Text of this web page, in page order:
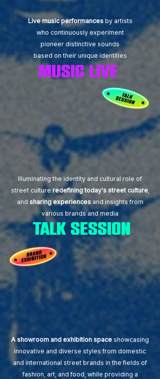
Live music performancesby artists
who continuously experiment
pioneer distinctive sounds
based on their unique identities
music live
Illuminating the identity and cultural role of
street culture redefining today's street culture,
and sharing experiences and insights from
various brands and media
talk session
A showroom and exhibition space showcasing
innovative and diverse styles from domestic
and international street brands in the fields of
fashion, art, and food, while providing a